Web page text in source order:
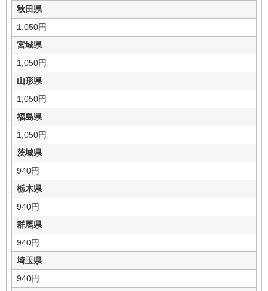
秋田県
1,050円
宮城県
1,050円
山形県
1,050円
福島県
1,050円
茨城県
940円
栃木県
940円
群馬県
940円
埼玉県
940円